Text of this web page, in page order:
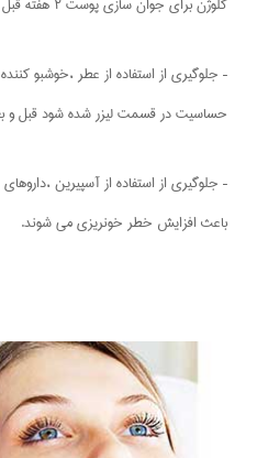
– جلوگیری از استفاده از عطر ،خوشبو
حساسیت در قسمت لیزر شده شود قبل و
– جلوگیری از استفاده از آسپیرین
باعث افزایش خطر خونریزی می شوند.